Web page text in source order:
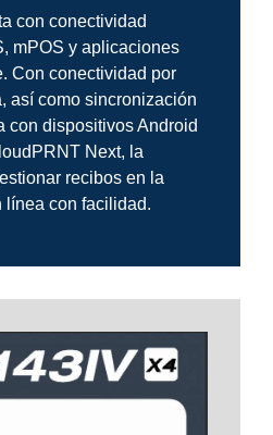
con conectividad
mPOS y aplicaciones
Con conectividad por
así como sincronización
con dispositivos Android
Next, la
recibos en la
línea con facilidad.